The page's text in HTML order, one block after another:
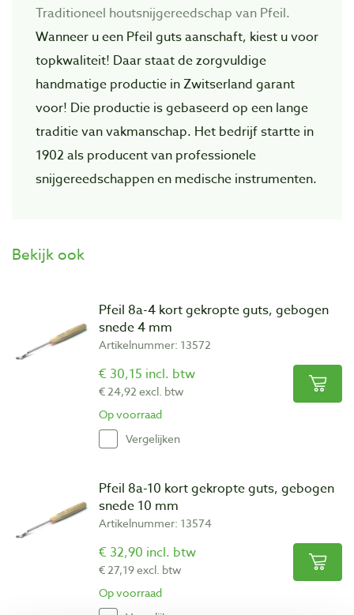
Traditioneel houtsnijgereedschap van Pfeil.
Wanneer u een Pfeil guts aanschaft, kiest u voor
topkwaliteit! Daar staat de zorgvuIdige
handmatige productie in Zwitserland garant
voor! Die productie is gebaseerd op een lange
traditie van vakmanschap. Het bedrijf startte in
1902 als producent van professionele
snijgereedschappen en medische instrumenten.
Bekijk ook
Pfeil 8a-4 kort gekropte guts, gebogen
snede 4 mm
Artikelnummer: 13572
€ 30,15 incl. btw
€ 24,92 excl. btw
Op voorraad
Vergelijken
Pfeil 8a-10 kort gekropte guts, gebogen
snede 10 mm
Artikelnummer: 13574
€ 32,90 incl. btw
€ 27,19 excl. btw
Op voorraad